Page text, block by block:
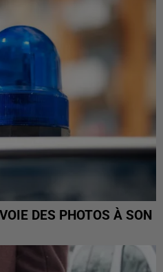
DES PHOTOS À SON